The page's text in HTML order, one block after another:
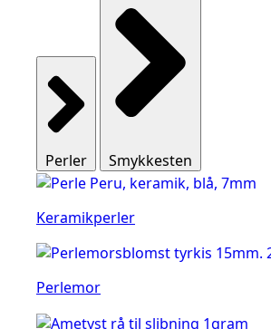
Perler Smykkesten
Keramikperler
Perlemor